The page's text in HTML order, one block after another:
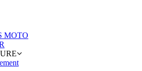
MOTO